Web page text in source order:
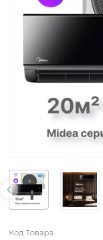
Код Товара